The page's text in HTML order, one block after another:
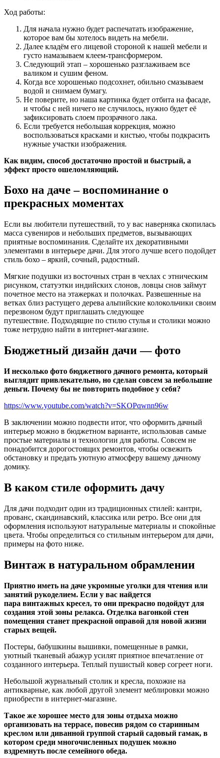
Ход работы:
Для начала нужно будет распечатать изображение,
которое вам бы хотелось видеть на мебели.
Далее кладём его лицевой стороной к нашей мебели и
густо намазываем клеем-трансформером.
Следующий этап – хорошенько разглаживаем все
валиком и сушим феном.
Когда все хорошенько подсохнет, обильно смазываем
водой и снимаем бумагу.
Не поверите, но наша картинка будет отбита на фасаде,
и чтобы с ней ничего не случилось, нужно будет её
зафиксировать слоем прозрачного лака.
Если требуется небольшая коррекция, можно
воспользоваться красками и кистью, чтобы подкрасить
нужные участки изображения.
Как видим, способ достаточно простой и быстрый, а
эффект просто ошеломляющий.
Бохо на даче – воспоминание о
прекрасных моментах
Если вы любители путешествий, то у вас наверняка скопилась
масса сувениров и небольших предметов, вызывающих
приятные воспоминания. Сделайте их декоративными
элементами в интерьере дачи. Для этого лучше всего подойдет
стиль бохо – яркий, сочный, радостный.
Мягкие подушки из восточных стран в чехлах с этническим
рисунком, статуэтки индийских слонов, ловцы снов займут
почетное место на этажерках и полочках. Развешенные на
ветках близ растущего дерева альпийские колокольчики своим
перезвоном будут приглашать следующее
путешествие. Подходящие по стилю стулья и столики можно
тоже нетрудно найти в интернет-магазине.
Бюджетный дизайн дачи — фото
И несколько фото бюджетного дачного ремонта, который
выглядит привлекательно, но сделан совсем за небольшие
деньги. Почему бы не повторить подобное у себя?
https://www.youtube.com/watch?v=SKOPqwnn96w
В заключении можно подвести итог, что оформить дачный
интерьер можно в бюджетном варианте, использовав самые
простые материалы и технологии для работы. Совсем не
понадобится дорогостоящих ремонтов, чтобы освежить
обстановку и предать уютную атмосферу вашему дачному
домику.
В каком стиле оформить дачу
Для дачи подходит один из традиционных стилей: кантри,
прованс, скандинавский, классика или ретро. Все они для
оформления используют натуральные материалы и спокойные
цвета. Чтобы определиться со стильным интерьером для дачи,
примеры на фото ниже.
Винтаж в натуральном обрамлении
Приятно иметь на даче укромные уголки для чтения или
занятий рукоделием. Если у вас найдется
пара винтажных кресел, то они прекрасно подойдут для
создания этой зоны релакса. Отделка вагонкой стен
помещения станет прекрасной оправой для новой жизни
старых вещей.
Постеры, бабушкины вышивки, помещенные в рамки,
уютный тканевый абажур усилят приятное впечатление от
созданного интерьера. Теплый пушистый ковер согреет ноги.
Небольшой журнальный столик и кресла, похожие на
антикварные, как любой другой элемент меблировки можно
приобрести в интернет-магазине.
Такое же хорошее место для зоны отдыха можно
организовать на террасе, повесив рядом со старинным
креслом или диванной группой старый садовый гамак, в
котором среди многочисленных подушек можно
вздремнуть после семейного обеда.